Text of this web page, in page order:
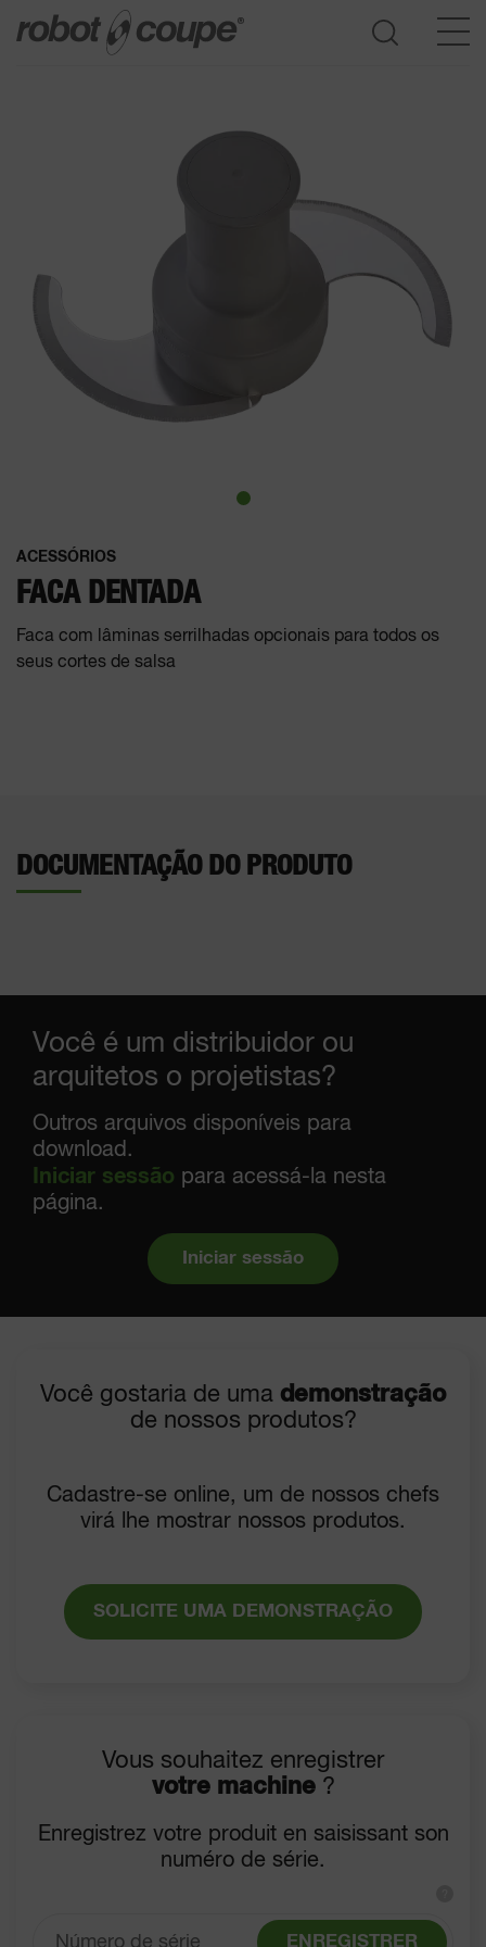
ACESSÓRIOS
FACA DENTADA
Faca com lâminas serrilhadas opcionais para todos os
seus cortes de salsa
DOCUMENTAÇÃO DO PRODUTO
Você é um distribuidor ou
arquitetos o projetistas?
Outros arquivos disponíveis para
download.
Iniciar sessão para acessá-la nesta
página.
Iniciar sessão
Você gostaria de uma demonstração
de nossos produtos?
Cadastre-se online, um de nossos chefs
virá lhe mostrar nossos produtos.
SOLICITE UMA DEMONSTRAÇÃO
Vous souhaitez enregistrer
votre machine ?
Enregistrez votre produit en saisissant son
numéro de série.
ENREGISTRER
Acesso ao guia de seleção